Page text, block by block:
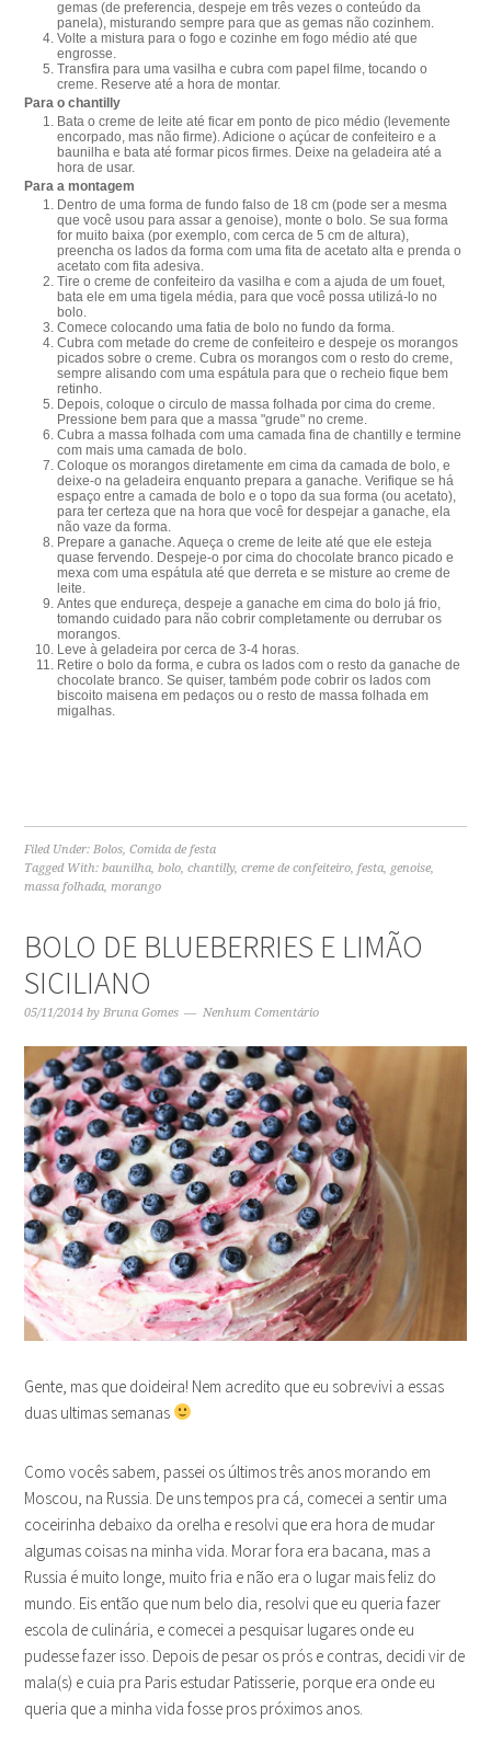
gemas (de preferencia, despeje em três vezes o conteúdo da
panela), misturando sempre para que as gemas não cozinhem.
Volte a mistura para o fogo e cozinhe em fogo médio até que
engrosse.
Transfira para uma vasilha e cubra com papel filme, tocando o
creme. Reserve até a hora de montar.
Para o chantilly
Bata o creme de leite até ficar em ponto de pico médio (levemente
encorpado, mas não firme). Adicione o açúcar de confeiteiro e a
baunilha e bata até formar picos firmes. Deixe na geladeira até a
hora de usar.
Para a montagem
Dentro de uma forma de fundo falso de 18 cm (pode ser a mesma
que você usou para assar a genoise), monte o bolo. Se sua forma
for muito baixa (por exemplo, com cerca de 5 cm de altura),
preencha os lados da forma com uma fita de acetato alta e prenda o
acetato com fita adesiva.
Tire o creme de confeiteiro da vasilha e com a ajuda de um fouet,
bata ele em uma tigela média, para que você possa utilizá-lo no
bolo.
Comece colocando uma fatia de bolo no fundo da forma.
Cubra com metade do creme de confeiteiro e despeje os morangos
picados sobre o creme. Cubra os morangos com o resto do creme,
sempre alisando com uma espátula para que o recheio fique bem
retinho.
Depois, coloque o circulo de massa folhada por cima do creme.
Pressione bem para que a massa "grude" no creme.
Cubra a massa folhada com uma camada fina de chantilly e termine
com mais uma camada de bolo.
Coloque os morangos diretamente em cima da camada de bolo, e
deixe-o na geladeira enquanto prepara a ganache. Verifique se há
espaço entre a camada de bolo e o topo da sua forma (ou acetato),
para ter certeza que na hora que você for despejar a ganache, ela
não vaze da forma.
Prepare a ganache. Aqueça o creme de leite até que ele esteja
quase fervendo. Despeje-o por cima do chocolate branco picado e
mexa com uma espátula até que derreta e se misture ao creme de
leite.
Antes que endureça, despeje a ganache em cima do bolo já frio,
tomando cuidado para não cobrir completamente ou derrubar os
morangos.
Leve à geladeira por cerca de 3-4 horas.
Retire o bolo da forma, e cubra os lados com o resto da ganache de
chocolate branco. Se quiser, também pode cobrir os lados com
biscoito maisena em pedaços ou o resto de massa folhada em
migalhas.
Filed Under:Bolos,Comida de festa
Tagged With:baunilha,bolo,chantilly,creme de confeiteiro,festa, genoise,
massa folhada,morango
BOLO DE BLUEBERRIES E LIMÃO
SICILIANO
05/11/2014 byBruna Gomes Nenhum Comentário
Gente, mas que doideira! Nem acredito que eu sobrevivi a essas
duas ultimas semanas
Como vocês sabem, passei os últimos três anos morando em
Moscou, na Russia. De uns tempos pra cá, comecei a sentir uma
coceirinha debaixo da orelha e resolvi que era hora de mudar
algumas coisas na minha vida. Morar fora era bacana, mas a
Russia é muito longe, muito fria e não era o lugar mais feliz do
mundo. Eis então que num belo dia, resolvi que eu queria fazer
escola de culinária, e comecei a pesquisar lugares onde eu
pudesse fazer isso. Depois de pesar os prós e contras, decidi vir de
mala(s) e cuia pra Paris estudar Patisserie, porque era onde eu
queria que a minha vida fosse pros próximos anos.